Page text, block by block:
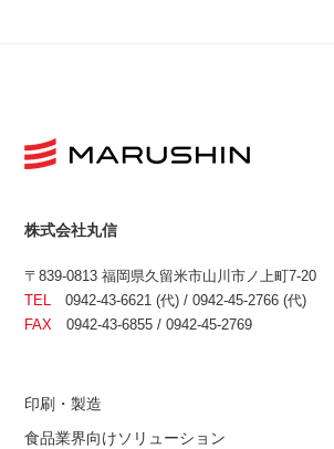
株式会社丸信
〒839-0813 福岡県久留米市山川市ノ上町7-20
TEL 0942-43-6621 (代) / 0942-45-2766 (代)
FAX 0942-43-6855 / 0942-45-2769
印刷・製造
食品業界向けソリューション